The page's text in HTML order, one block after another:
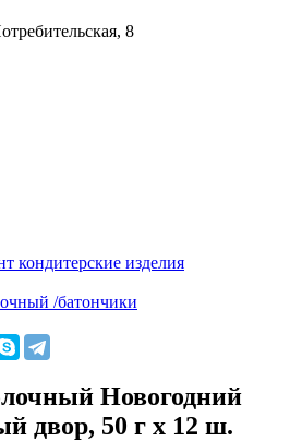
8
кондитерские изделия
/батончики
Новогодний
двор, 50 г х 12 ш.